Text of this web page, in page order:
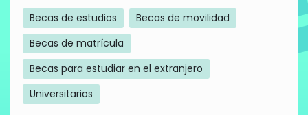
Becas de estudios
Becas de movilidad
Becas de matrícula
Becas para estudiar en el extranjero
Universitarios